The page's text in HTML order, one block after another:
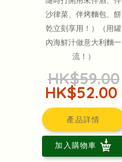
沙律菜、伴烤麵包、餅
乾立刻享用！）（用罐
內海鮮汁做意大利麵一
流！）
HK$59.00
HK$52.00
產品詳情
加入購物車